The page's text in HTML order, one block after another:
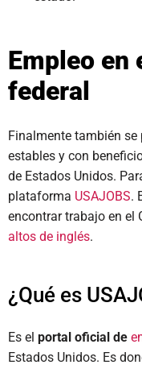
Empleo en
federal
Finalmente también
estables y con
de Estados Unidos.
plataforma USAJOBS.
encontrar trabajo en el
altos de inglés.
¿Qué es
Es el portal oficial de
Estados Unidos. Es